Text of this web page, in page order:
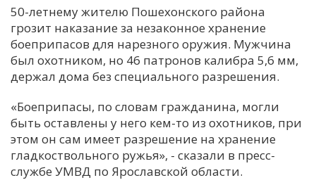
К
М
Н
У
Ч
Я
50-летнему жителю Пошехонского района
грозит наказание за незаконное хранение
боеприпасов для нарезного оружия. Мужчина
был охотником, но 46 патронов калибра 5,6 мм,
держал дома без специального разрешения.
«Боеприпасы, по словам гражданина, могли
быть оставлены у него кем-то из охотников, при
этом он сам имеет разрешение на хранение
гладкоствольного ружья», - сказали в пресс-
службе УМВД по Ярославской области.